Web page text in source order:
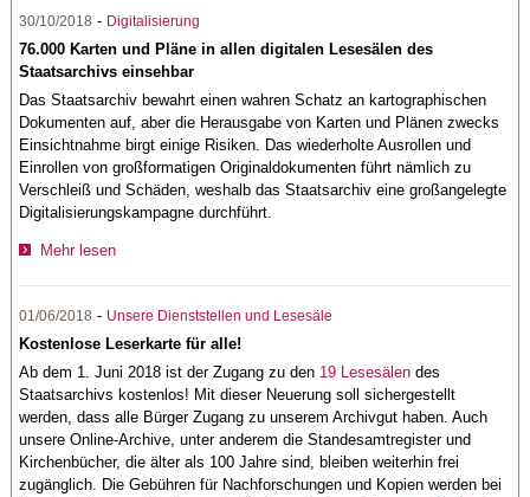
30/10/2018 - Digitalisierung
76.000 Karten und Pläne in allen digitalen Lesesälen des
Staatsarchivs einsehbar
Das Staatsarchiv bewahrt einen wahren Schatz an kartographischen
Dokumenten auf, aber die Herausgabe von Karten und Plänen zwecks
Einsichtnahme birgt einige Risiken. Das wiederholte Ausrollen und
Einrollen von großformatigen Originaldokumenten führt nämlich zu
Verschleiß und Schäden, weshalb das Staatsarchiv eine großangelegte
Digitalisierungskampagne durchführt.
Mehr lesen
01/06/2018 - Unsere Dienststellen und Lesesäle
Kostenlose Leserkarte für alle!
Ab dem 1. Juni 2018 ist der Zugang zu den 19 Lesesälen des
Staatsarchivs kostenlos! Mit dieser Neuerung soll sichergestellt
werden, dass alle Bürger Zugang zu unserem Archivgut haben. Auch
unsere Online-Archive, unter anderem die Standesamtregister und
Kirchenbücher, die älter als 100 Jahre sind, bleiben weiterhin frei
zugänglich. Die Gebühren für Nachforschungen und Kopien werden bei